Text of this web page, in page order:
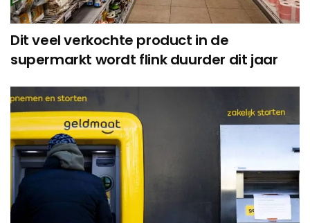
Dit veel verkochte product in de
supermarkt wordt flink duurder dit jaar